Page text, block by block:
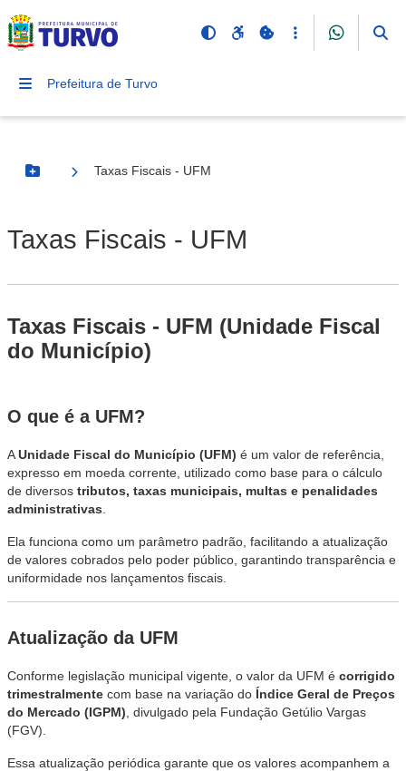
Prefeitura de Turvo
Botão Menu
Taxas Fiscais - UFM
Taxas Fiscais - UFM
Taxas Fiscais - UFM (Unidade Fiscal
do Município)
O que é a UFM?
AUnidade Fiscal do Município (UFM) é um valor de referência,
expresso em moeda corrente, utilizado como base para o cálculo
de diversos tributos, taxas municipais, multas e penalidades
administrativas
Ela funciona como um parâmetro padrão, facilitando a atualização
de valores cobrados pelo poder público, garantindo transparência e
uniformidade nos lançamentos fiscais.
Atualização da UFM
Conforme legislação municipal vigente, o valor da UFM é corrigido
trimestralmente com base na variação do Índice Geral de Preços
do Mercado (IGPM) , divulgado pela Fundação Getúlio Vargas
(FGV).
Essa atualização periódica garante que os valores acompanhem a